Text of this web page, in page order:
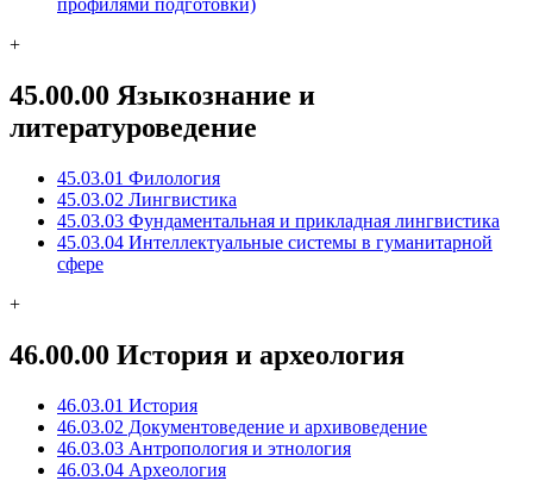
профилями подготовки)
+
45.00.00 Языкознание и
литературоведение
45.03.01 Филология
45.03.02 Лингвистика
45.03.03 Фундаментальная и прикладная лингвистика
45.03.04 Интеллектуальные системы в гуманитарной
сфере
+
46.00.00 История и археология
46.03.01 История
46.03.02 Документоведение и архивоведение
46.03.03 Антропология и этнология
46.03.04 Археология